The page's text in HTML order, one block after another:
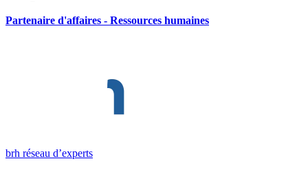
Partenaire d'affaires - Ressources humaines
brh réseau d’experts